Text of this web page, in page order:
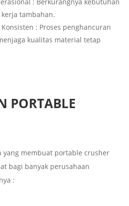
tambahan.
: Proses penghancuran
kualitas material tetap
PORTABLE
yang membuat portable crusher
bagi banyak perusahaan
: